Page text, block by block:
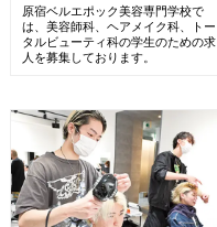
原宿ベルエポック美容専門学校で
は、美容師科、ヘアメイク科、トー
タルビューティ科の学生のための求
人を募集しております。